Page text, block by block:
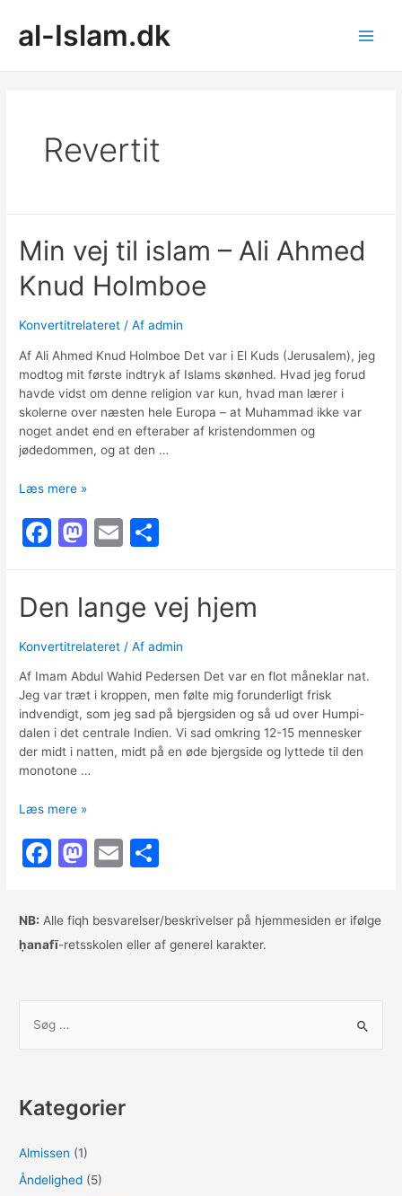
indholdet
al-Islam.dk
Revertit
Min vej til islam – Ali Ahmed
Knud Holmboe
Konvertitrelateret / Afadmin
Af Ali Ahmed Knud Holmboe Det var i El Kuds (Jerusalem), jeg
modtog mit første indtryk af Islams skønhed. Hvad jeg forud
havde vidst om denne religion var kun, hvad man lærer i
skolerne over næsten hele Europa – at Muhammad ikke var
noget andet end en efteraber af kristendommen og
jødedommen, og at den …
Min
til
islam
Ahmed
Knud
Holmboe
Læs mere »
F
a
e
b
o
o
k
M
a
o
d
o
n
E
m
l
h
ar
e
Den lange vej hjem
Konvertitrelateret / Afadmin
Af Imam Abdul Wahid Pedersen Det var en flot måneklar nat.
Jeg var træt i kroppen, men følte mig forunderligt frisk
indvendigt, som jeg sad på bjergsiden og så ud over Humpi-
dalen i det centrale Indien. Vi sad omkring 12-15 mennesker
der midt i natten, midt på en øde bjergside og lyttede til den
monotone …
Den
vej
hjem
Læs mere »
F
c
e
o
M
st
o
E
ai
l
ar
e
NB: Alle fiqh besvarelser/beskrivelser på hjemmesiden er ifølge
ḥanafī-retsskolen eller af generel karakter.
f
e
r
Kategorier
Almissen (1)
Åndelighed (5)